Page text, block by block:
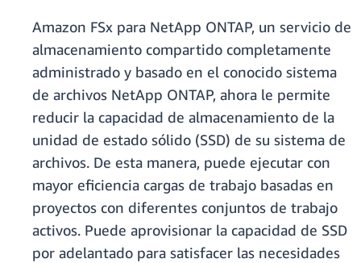
Amazon FSx para NetApp ONTAP, un servicio de
almacenamiento compartido completamente
administrado y basado en el conocido sistema
de archivos NetApp ONTAP, ahora le permite
reducir la capacidad de almacenamiento de la
unidad de estado sólido (SSD) de su sistema de
archivos. De esta manera, puede ejecutar con
mayor eficiencia cargas de trabajo basadas en
proyectos con diferentes conjuntos de trabajo
activos. Puede aprovisionar la capacidad de SSD
por adelantado para satisfacer las necesidades